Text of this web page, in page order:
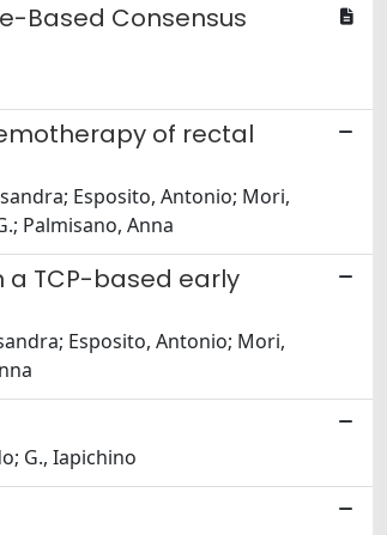
Based Consensus
of rectal
Esposito, Antonio; Mori,
Palmisano, Anna
TCP-based early
Esposito, Antonio; Mori,
G., Iapichino